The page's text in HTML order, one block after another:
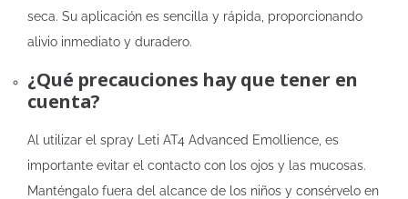
seca. Su aplicación es sencilla y rápida, proporcionando
alivio inmediato y duradero.
¿Qué precauciones hay que tener en
cuenta?
Al utilizar el spray Leti AT4 Advanced Emollience, es
importante evitar el contacto con los ojos y las mucosas.
Manténgalo fuera del alcance de los niños y consérvelo en